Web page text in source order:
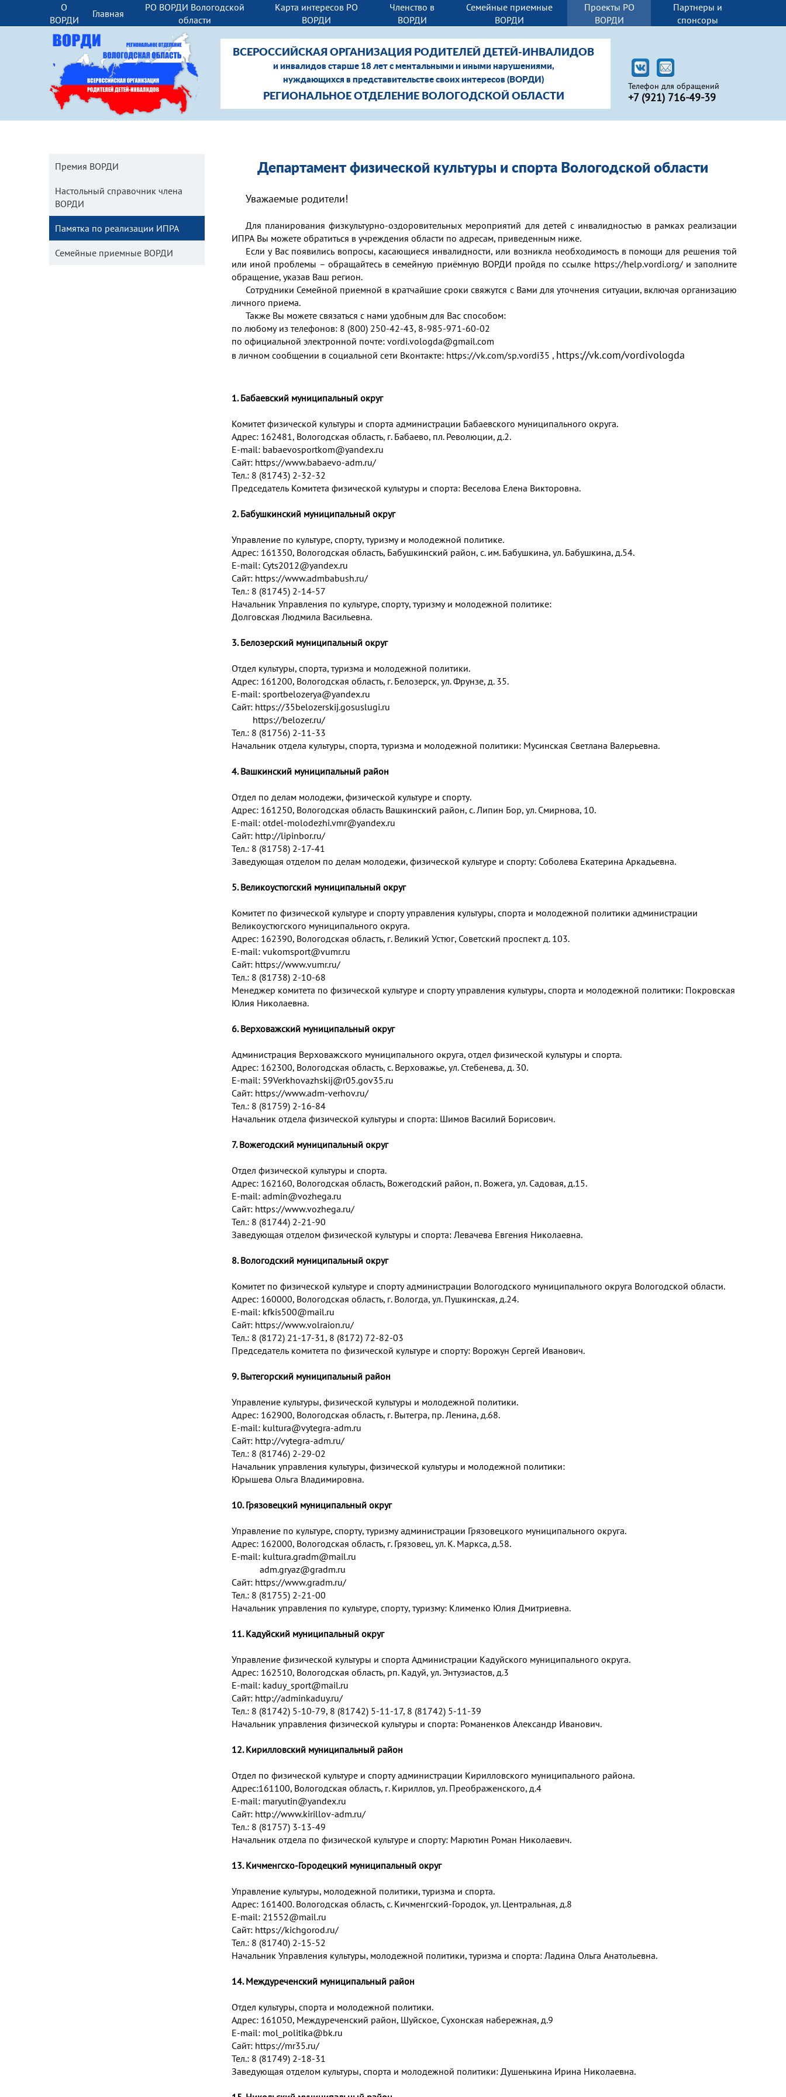
О
ВОРДИ
Главная
РО ВОРДИ Вологодской
области
Карта интересов РО
ВОРДИ
Членство в
ВОРДИ
Семейные приемные
ВОРДИ
Проекты РО
ВОРДИ
Партнеры и
спонсоры
Телефон для обращений
+7 (921) 716-49-39
ВСЕРОССИЙСКАЯ ОРГАНИЗАЦИЯ РОДИТЕЛЕЙ ДЕТЕЙ-ИНВАЛИДОВ
и инвалидов старше 18 лет с ментальными и иными нарушениями,
нуждающихся в представительстве своих интересов (ВОРДИ)
РЕГИОНАЛЬНОЕ ОТДЕЛЕНИЕ ВОЛОГОДСКОЙ ОБЛАСТИ
Уважаемые родители!
Для планирования физкультурно-оздоровительных мероприятий для детей с инвалидностью в рамках реализации
ИПРА Вы можете обратиться в учреждения области по адресам, приведенным ниже.
Если у Вас появились вопросы, касающиеся инвалидности, или возникла необходимость в помощи для решения той
или иной проблемы – обращайтесь в семейную приёмную ВОРДИ пройдя по ссылке https://help.vordi.org/и заполните
обращение, указав Ваш регион.
Сотрудники Семейной приемной в кратчайшие сроки свяжутся с Вами для уточнения ситуации, включая организацию
личного приема.
Также Вы можете связаться с нами удобным для Вас способом:
по любому из телефонов: 8 (800) 250-42-43, 8-985-971-60-02
по официальной электронной почте: vordi.vologda@gmail.com
в личном сообщении в социальной сети Вконтакте: https://vk.com/sp.vordi35 , https://vk.com/vordivologda
1. Бабаевский муниципальный округ
Комитет физической культуры и спорта администрации Бабаевского муниципального округа.
Адрес: 162481, Вологодская область, г. Бабаево, пл. Революции, д.2.
E-mail: babaevosportkom@yandex.ru
Сайт: https://www.babaevo-adm.ru/
Тел.: 8 (81743) 2-32-32
Председатель Комитета физической культуры и спорта: Веселова Елена Викторовна.
2. Бабушкинский муниципальный округ
Управление по культуре, спорту, туризму и молодежной политике.
Адрес: 161350, Вологодская область, Бабушкинский район, с. им. Бабушкина, ул. Бабушкина, д.54.
E-mail: Cyts2012@yandex.ru
Сайт: https://www.admbabush.ru/
Тел.: 8 (81745) 2-14-57
Начальник Управления по культуре, спорту, туризму и молодежной политике:
Долговская Людмила Васильевна.
3. Белозерский муниципальный округ
Отдел культуры, спорта, туризма и молодежной политики.
Адрес: 161200, Вологодская область, г. Белозерск, ул. Фрунзе, д. 35.
E-mail: sportbelozerya@yandex.ru
Сайт: https://35belozerskij.gosuslugi.ru
https://belozer.ru/
Тел.: 8 (81756) 2-11-33
Начальник отдела культуры, спорта, туризма и молодежной политики: Мусинская Светлана Валерьевна.
4. Вашкинский муниципальный район
Отдел по делам молодежи, физической культуре и спорту.
Адрес: 161250, Вологодская область Вашкинский район, с. Липин Бор, ул. Смирнова, 10.
E-mail: otdel-molodezhi.vmr@yandex.ru
Сайт: http://lipinbor.ru/
Тел.: 8 (81758) 2-17-41
Заведующая отделом по делам молодежи, физической культуре и спорту: Соболева Екатерина Аркадьевна.
5. Великоустюгский муниципальный округ
Комитет по физической культуре и спорту управления культуры, спорта и молодежной политики администрации
Великоустюгского муниципального округа.
Адрес: 162390, Вологодская область, г. Великий Устюг, Советский проспект д. 103.
E-mail: vukomsport@vumr.ru
Сайт: https://www.vumr.ru/
Тел.: 8 (81738) 2-10-68
Менеджер комитета по физической культуре и спорту управления культуры, спорта и молодежной политики: Покровская
Юлия Николаевна.
6. Верховажский муниципальный округ
Администрация Верховажского муниципального округа, отдел физической культуры и спорта.
Адрес: 162300, Вологодская область, с. Верховажье, ул. Стебенева, д. 30.
E-mail: 59Verkhovazhskij@r05.gov35.ru
Сайт: https://www.adm-verhov.ru/
Тел.: 8 (81759) 2-16-84
Начальник отдела физической культуры и спорта: Шимов Василий Борисович.
7. Вожегодский муниципальный округ
Отдел физической культуры и спорта.
Адрес: 162160, Вологодская область, Вожегодский район, п. Вожега, ул. Садовая, д.15.
E-mail: admin@vozhega.ru
Сайт: https://www.vozhega.ru/
Тел.: 8 (81744) 2-21-90
Заведующая отделом физической культуры и спорта: Левачева Евгения Николаевна.
8. Вологодский муниципальный округ
Комитет по физической культуре и спорту администрации Вологодского муниципального округа Вологодской области.
Адрес: 160000, Вологодская область, г. Вологда, ул. Пушкинская, д.24.
E-mail: kfkis500@mail.ru
Сайт: https://www.volraion.ru/
Тел.: 8 (8172) 21-17-31, 8 (8172) 72-82-03
Председатель комитета по физической культуре и спорту: Ворожун Сергей Иванович.
9. Вытегорский муниципальный район
Управление культуры, физической культуры и молодежной политики.
Адрес: 162900, Вологодская область, г. Вытегра, пр. Ленина, д.68.
E-mail: kultura@vytegra-adm.ru
Сайт: http://vytegra-adm.ru/
Тел.: 8 (81746) 2-29-02
Начальник управления культуры, физической культуры и молодежной политики:
Юрышева Ольга Владимировна.
10. Грязовецкий муниципальный округ
Управление по культуре, спорту, туризму администрации Грязовецкого муниципального округа.
Адрес: 162000, Вологодская область, г. Грязовец, ул. К. Маркса, д.58.
E-mail: kultura.gradm@mail.ru
adm.gryaz@gradm.ru
Сайт: https://www.gradm.ru/
Тел.: 8 (81755) 2-21-00
Начальник управления по культуре, спорту, туризму: Клименко Юлия Дмитриевна.
11. Кадуйский муниципальный округ
Управление физической культуры и спорта Администрации Кадуйского муниципального округа.
Адрес: 162510, Вологодская область, рп. Кадуй, ул. Энтузиастов, д.3
E-mail: kaduy_sport@mail.ru
Сайт: http://adminkaduy.ru/
Тел.: 8 (81742) 5-10-79, 8 (81742) 5-11-17, 8 (81742) 5-11-39
Начальник управления физической культуры и спорта: Романенков Александр Иванович.
12. Кирилловский муниципальный район
Отдел по физической культуре и спорту администрации Кирилловского муниципального района.
Адрес:161100, Вологодская область, г. Кириллов, ул. Преображенского, д.4
E-mail: maryutin@yandex.ru
Сайт: http://www.kirillov-adm.ru/
Тел.: 8 (81757) 3-13-49
Начальник отдела по физической культуре и спорту: Марютин Роман Николаевич.
13. Кичменгско-Городецкий муниципальный округ
Управление культуры, молодежной политики, туризма и спорта.
Адрес: 161400. Вологодская область, с. Кичменгский-Городок, ул. Центральная, д.8
E-mail: 21552@mail.ru
Сайт: https://kichgorod.ru/
Тел.: 8 (81740) 2-15-52
Начальник Управления культуры, молодежной политики, туризма и спорта: Ладина Ольга Анатольевна.
14. Междуреченский муниципальный район
Отдел культуры, спорта и молодежной политики.
Адрес: 161050, Междуреченский район, Шуйское, Сухонская набережная, д.9
E-mail: mol_politika@bk.ru
Сайт: https://mr35.ru/
Тел.: 8 (81749) 2-18-31
Заведующая отделом культуры, спорта и молодежной политики: Душенькина Ирина Николаевна.
Департамент физической культуры и спорта Вологодской области
Премия ВОРДИ
Настольный справочник члена
ВОРДИ
Памятка по реализации ИПРА
Семейные приемные ВОРДИ